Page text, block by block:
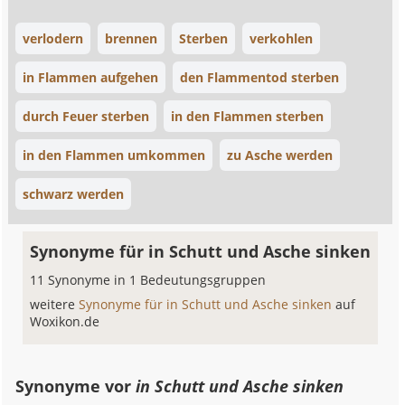
verlodern brennen Sterben verkohlen
in Flammen aufgehen den Flammentod sterben
durch Feuer sterben in den Flammen sterben
in den Flammen umkommen zu Asche werden
schwarz werden
Synonyme für in Schutt und Asche sinken
11 Synonyme in 1 Bedeutungsgruppen
weitereSynonyme für in Schutt und Asche sinkenauf
Woxikon.de
Synonyme vorin Schutt und Asche sinken